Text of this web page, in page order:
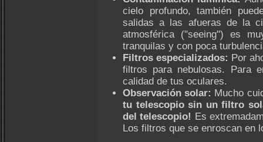
cielo profundo, también
salidas a las afueras de la
atmosférica ("seeing") es
tranquilas y con poca
Filtros especializados: Por
filtros para nebulosas. Para
calidad de tus oculares.
Observación solar: Mucho
tu telescopio sin un filtro
del telescopio! Es
Los filtros que se enroscan en